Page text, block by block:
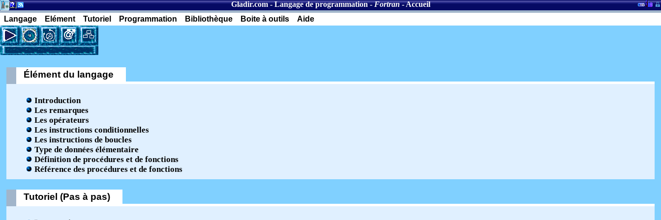
Gladir.com-Langage de programmation-Fortran-Accueil
Langage
Elément Tutoriel Programmation Bibliothèque Boite à outils Aide
Élément du langage
Introduction
Les remarques
Les opérateurs
Les instructions conditionnelles
Les instructions de boucles
Type de données élémentaire
Définition de procédures et de fonctions
Référence des procédures et de fonctions
Tutoriel (Pas à pas)